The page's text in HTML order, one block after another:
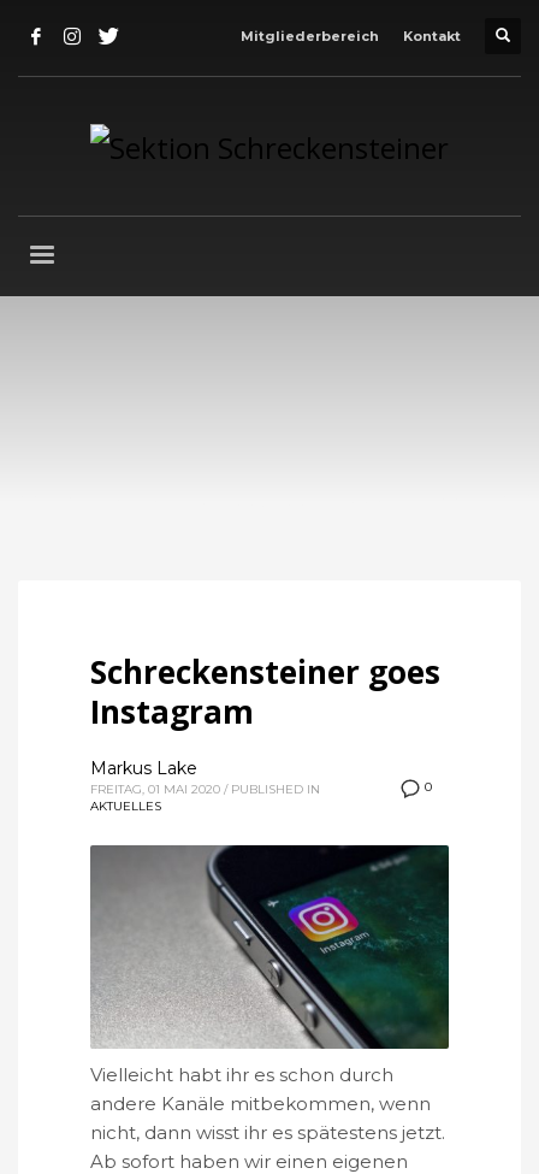
Mitgliederbereich Kontakt
Schreckensteiner goes
Instagram
0
Markus Lake
FREITAG, 01 MAI 2020 / PUBLISHED IN
AKTUELLES
Vielleicht habt ihr es schon durch
andere Kanäle mitbekommen, wenn
nicht, dann wisst ihr es spätestens jetzt.
Ab sofort haben wir einen eigenen